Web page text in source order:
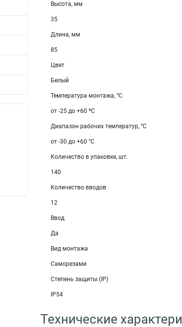
Высота, мм
35
Длина, мм
85
Цвет
Белый
Температура монтажа, °С
от -25 до +60 ºС
Диапазон рабочих температур, °С
от -30 до +60 °С
Количество в упаковке, шт.
140
Количество вводов
12
Ввод
Да
Вид монтажа
Саморезами
Степень защиты (IP)
IP54
Технические